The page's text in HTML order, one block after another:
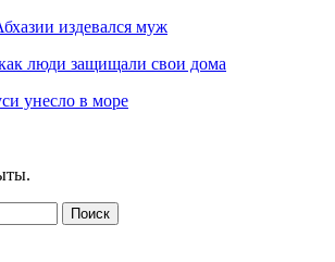
издевался муж
люди защищали свои дома
унесло в море